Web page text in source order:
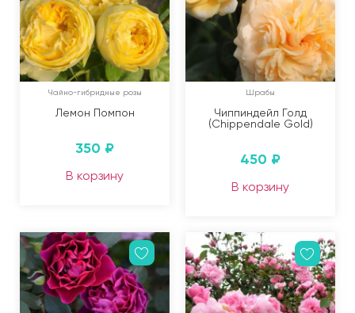
Чайно-гибридные розы
Лемон Помпон
350 ₽
В корзину
Шрабы
Чиппиндейл Голд
(Chippendale Gold)
450 ₽
В корзину